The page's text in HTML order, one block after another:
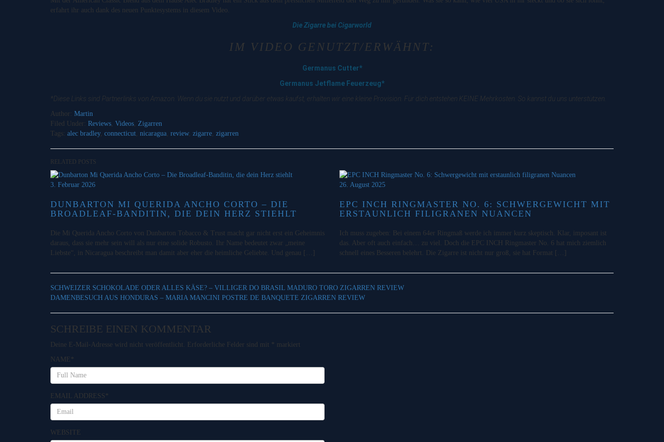
erfahrt ihr auch dank des neuen Punktesystems in diesem Video.
Die Zigarre bei Cigarworld
IM VIDEO GENUTZT/ERWÄHNT:
Germanus Cutter*
Germanus Jetflame Feuerzeug*
*Diese Links sind Partnerlinks von Amazon. Wenn du sie nutzt und darüber etwas kaufst, erhalten wir eine kleine Provision. Für dich entstehen KEINE Mehrkosten. So kannst du uns unterstützen.
Author: Martin
Filed Under: Reviews Videos Zigarren
Tags: alec bradley, connecticut nicaragua review, zigarre zigarren
RELATED POSTS
3. Februar 2026
DUNBARTON MI QUERIDA ANCHO CORTO – DIE
BROADLEAF-BANDITIN, DIE DEIN HERZ STIEHLT
Die Mi Querida Ancho Corto von Dunbarton Tobacco & Trust macht gar nicht erst ein Geheimnis
daraus, dass sie mehr sein will als nur eine solide Robusto. Ihr Name bedeutet zwar „meine
Liebste“, in Nicaragua beschreibt man damit aber eher die heimliche Geliebte. Und genau […]
26. August 2025
EPC INCH RINGMASTER NO. 6: SCHWERGEWICHT MIT
ERSTAUNLICH FILIGRANEN NUANCEN
Ich muss zugeben: Bei einem 64er Ringmaß werde ich immer kurz skeptisch. Klar, imposant ist
das. Aber oft auch einfach… zu viel. Doch die EPC INCH Ringmaster No. 6 hat mich ziemlich
schnell eines Besseren belehrt. Die Zigarre ist nicht nur groß, sie hat Format […]
SCHWEIZER SCHOKOLADE ODER ALLES KÄSE? – VILLIGER DO BRASIL MADURO TORO ZIGARREN REVIEW
DAMENBESUCH AUS HONDURAS – MARIA MANCINI POSTRE DE BANQUETE ZIGARREN REVIEW
SCHREIBE EINEN KOMMENTAR
Deine E-Mail-Adresse wird nicht veröffentlicht. Erforderliche Felder sind mit * markiert
NAME *
EMAIL ADDRESS*
WEBSITE